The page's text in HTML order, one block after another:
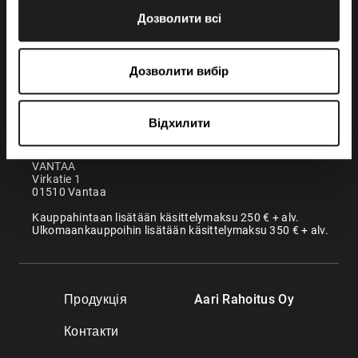
Дозволити всі
Дозволити вибір
Відхилити
Продукція Aari Rahoitus Oy
Контакти
+358 200 70070
Офіс
VANTAA
Virkatie 1
01510 Vantaa
Kauppahintaan lisätään käsittelymaksu 250 € + alv.
Ulkomaankauppoihin lisätään käsittelymaksu 350 € + alv.